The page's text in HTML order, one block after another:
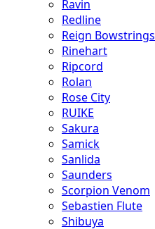
Ravin
Redline
Reign Bowstrings
Rinehart
Ripcord
Rolan
Rose City
RUIKE
Sakura
Samick
Sanlida
Saunders
Scorpion Venom
Sebastien Flute
Shibuya